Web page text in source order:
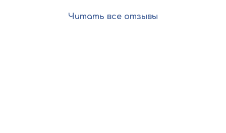
Читать все отзывы